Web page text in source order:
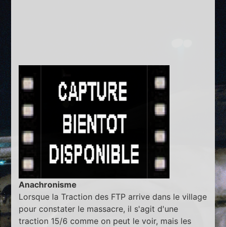
Anachronisme
Lorsque la Traction des FTP arrive dans le village
pour constater le massacre, il s'agit d'une
traction 15/6 comme on peut le voir, mais les